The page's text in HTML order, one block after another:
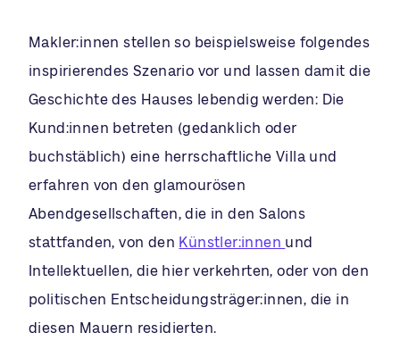
Makler:innen stellen so beispielsweise folgendes
inspirierendes Szenario vor und lassen damit die
Geschichte des Hauses lebendig werden: Die
Kund:innen betreten (gedanklich oder
buchstäblich) eine herrschaftliche Villa und
erfahren von den glamourösen
Abendgesellschaften, die in den Salons
stattfanden, von den Künstler:innen und
Intellektuellen, die hier verkehrten, oder von den
politischen Entscheidungsträger:innen, die in
diesen Mauern residierten.